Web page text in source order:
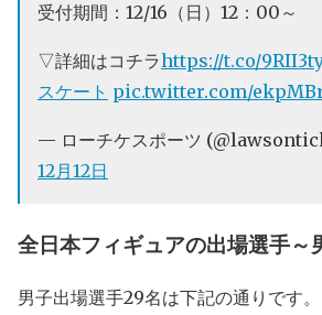
受付期間：12/16（日）12：00～
▽詳細はコチラhttps://t.co/
スケート pic.twitter.com/
— ローチケスポーツ
12月12日
全日本フィギュアの出場選手～
男子出場選手29名は下記の通りです。